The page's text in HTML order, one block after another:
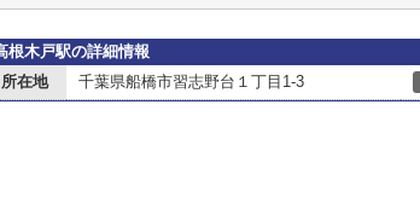
根木戸駅の詳細情報
所在地
千葉県船橋市習志野台１丁目1-3